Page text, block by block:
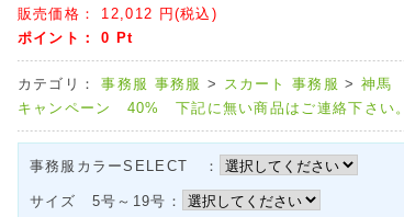
販売価格： 12,012 円(税込)
ポイント：0 Pt
カテゴリ： 事務服 事務服 > スカート 事務服 > 神馬
キャンペーン 40% 下記に無い商品はご連絡下さい。
事務服カラーSELECT ：
サイズ 5号～19号：